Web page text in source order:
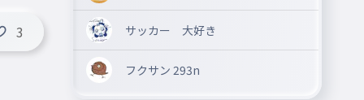
3 サッカー 大好き
フクサン 293n